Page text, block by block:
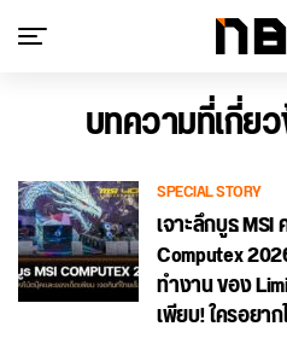
บทความที่เกี่ย
SPECIAL STORY
เจาะลึกบูธ
Computex
ทำงาน ของ
เพียบ! ใครอยา